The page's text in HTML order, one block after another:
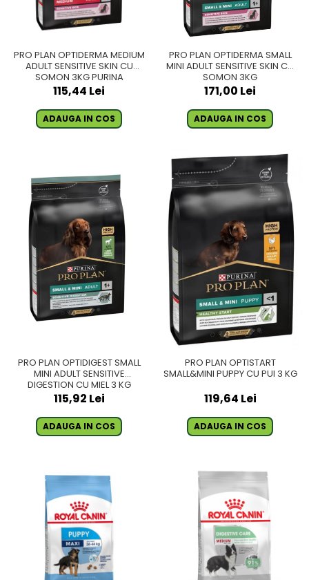
PRO PLAN OPTIDERMA MEDIUM
ADULT SENSITIVE SKIN CU
SOMON 3KG PURINA
115,44 Lei
ADAUGA IN COS
PRO PLAN OPTIDERMA SMALL
MINI ADULT SENSITIVE SKIN CU
SOMON 3KG
171,00 Lei
ADAUGA IN COS
PRO PLAN OPTIDIGEST SMALL
MINI ADULT SENSITIVE
DIGESTION CU MIEL 3 KG
115,92 Lei
ADAUGA IN COS
PRO PLAN OPTISTART
SMALL&MINI PUPPY CU PUI 3 KG
119,64 Lei
ADAUGA IN COS